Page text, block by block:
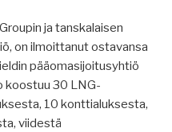
ja tanskalaisen
on ilmoittanut ostavansa
pääomasijoitusyhtiö
koostuu 30 LNG-
10 konttialuksesta,
viidestä